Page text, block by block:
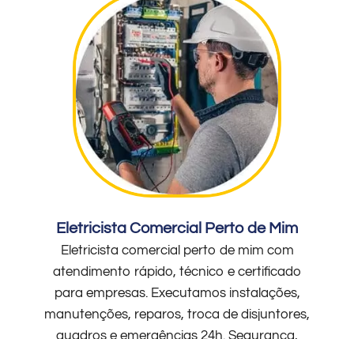
Eletricista Comercial Perto de Mim
Eletricista comercial perto de mim com
atendimento rápido, técnico e certificado
para empresas. Executamos instalações,
manutenções, reparos, troca de disjuntores,
quadros e emergências 24h. Segurança,